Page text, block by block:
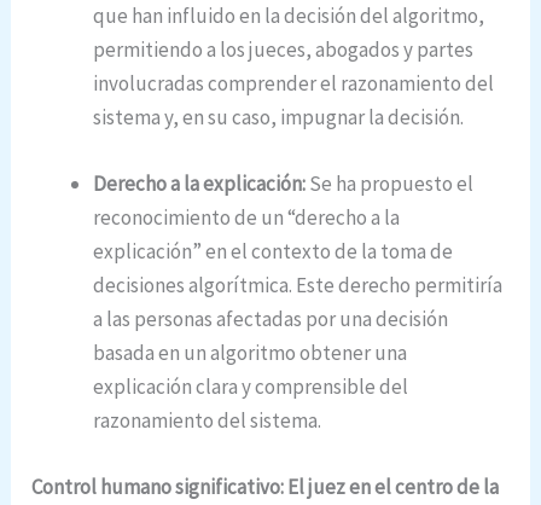
que han influido en la decisión del algoritmo,
permitiendo a los jueces, abogados y partes
involucradas comprender el razonamiento del
sistema y, en su caso, impugnar la decisión.
Derecho a la explicación:Se ha propuesto el
reconocimiento de un “derecho a la
explicación” en el contexto de la toma de
decisiones algorítmica. Este derecho permitiría
a las personas afectadas por una decisión
basada en un algoritmo obtener una
explicación clara y comprensible del
razonamiento del sistema.
Control humano significativo: El juez en el centro de la